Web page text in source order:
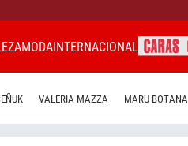
MODAINTERNACIONAL
VALERIA MAZZA MARU BOTANA